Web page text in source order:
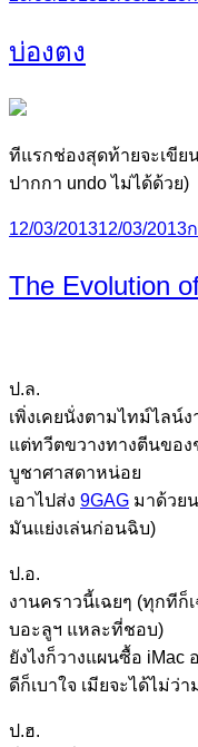
บ่องตง
ทีแรกช่องสุดท้ายจะเขียน
ปากกา undo ไม่ได้ด้วย)
Posted
12/03/201312/03/2013
The Evolution
ป.ล.
เพิ่งเคยนั่งตามไทม์ไลน์
แต่ทวีตขวางทางตีนของ
บูชาศาสดาหน่อย
เอาไปส่ง 9GAG มาด้วย
มันแย่งเล่นก่อนฉิบ)
ป.อ.
งานคราวนี้เฉยๆ (ทุกที
บอะลูฯ แหละที่ชอบ)
ยังไงก็วางแผนซื้อ iMac
ดีก็เบาใจ เมียจะได้ไม่ว่
ป.ฮ.